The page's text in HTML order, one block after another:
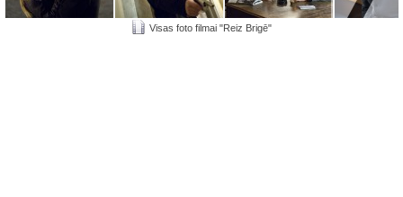
Visas foto filmai "Reiz Brigē"